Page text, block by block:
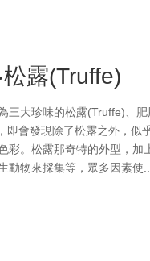
露(Truffe)
三大珍味的松露(Truffe)、肥
即會發現除了松露之外，似
彩。松露那奇特的外型，加
物來採集等，眾多因素使